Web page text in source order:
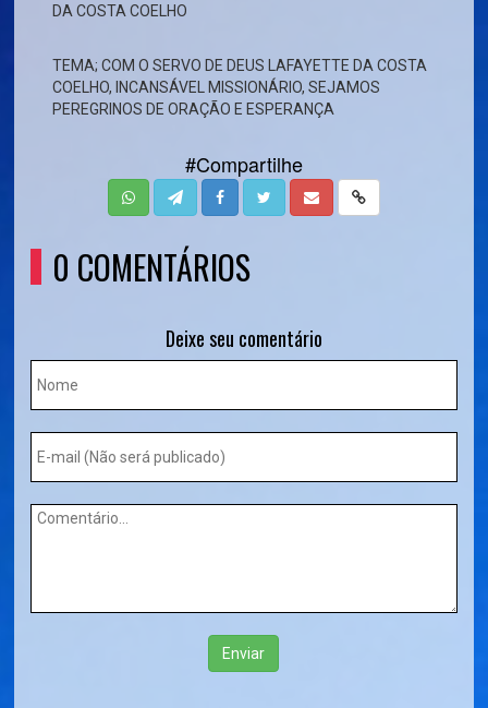
DA COSTA COELHO
TEMA; COM O SERVO DE DEUS LAFAYETTE DA COSTA
COELHO, INCANSÁVEL MISSIONÁRIO, SEJAMOS
PEREGRINOS DE ORAÇÃO E ESPERANÇA
#Compartilhe
0 COMENTÁRIOS
Deixe seu comentário
Enviar